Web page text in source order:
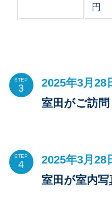
円
STEP
2025年3月28
室田がご訪
STEP
2025年3月28
室田が室内写